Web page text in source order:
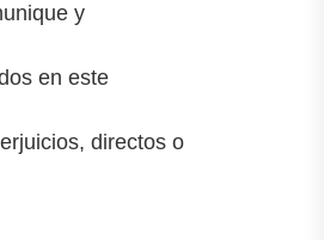
y
en este
directos o